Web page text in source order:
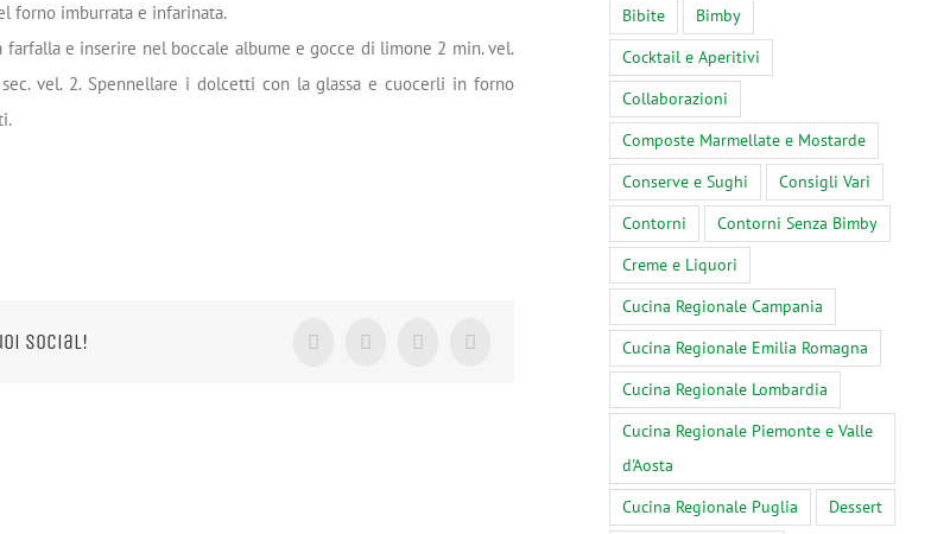
forno imburrata e infarinata.
farfalla e inserire nel boccale albume e gocce di limone 2 min. vel.
vel. 2. Spennellare i dolcetti con la glassa e cuocerli in forno
Social! Facebook
X TumblrPinterest
Bibite
Bimby
Cocktail e Aperitivi
Collaborazioni
Composte Marmellate e Mostarde
Conserve e Sughi
Consigli Vari
Contorni
Contorni Senza Bimby
Creme e Liquori
Cucina Regionale Campania
Cucina Regionale Emilia Romagna
Cucina Regionale Lombardia
Cucina Regionale Piemonte e Valle
d'Aosta
Cucina Regionale Puglia
Dessert